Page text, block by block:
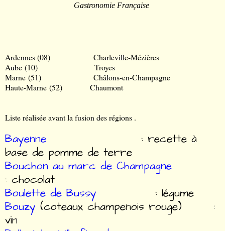
Gastronomie Française
Ardennes(08) Charleville-Mézières
Aube (10) Troyes
Marne (51) Châlons-en-Champagne
Haute-Marne (52) Chaumont
Liste réalisée avant la fusion des régions .
Bayenne
: recette à
base de pomme de terre
Bouchon au marc de Champagne
: chocolat
Boulette de Bussy
: légume
Bouzy (coteaux champenois rouge) :
vin